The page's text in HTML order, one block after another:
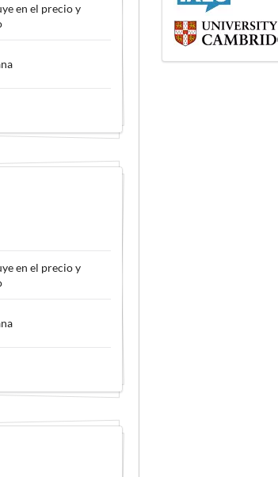
en el precio y
en el precio y